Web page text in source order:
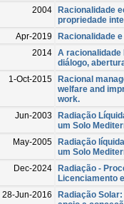
2004 Racionalidade
propriedade
Apr-2019 Racionalidade
2014 A racionalidade
diálogo,
1-Oct-2015 Racional
welfare and
work.
Jun-2003
Radiação
um Solo
May-2005 Radiação
um Solo
Dec-2024 Radiação -
Licenciamento
28-Jun-2016
Radiação